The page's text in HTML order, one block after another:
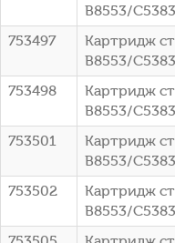
B8553/
753497
Картридж
B8553/
753498
Картридж
B8553/
753501
Картридж
B8553/
753502
Картридж
B8553/